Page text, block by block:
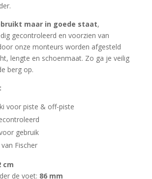
maar in goede staat,
gecontroleerd en voorzien van
onze monteurs worden afgesteld
lengte en schoenmaat. Zo ga je veilig
berg op.
voor piste & off-piste
gebruik
Fischer
cm
de voet: 86 mm